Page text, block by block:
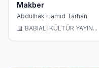
Makber
Abdulhak Hamid Tarhan
BABIALİ KÜLTÜR YAYIN...